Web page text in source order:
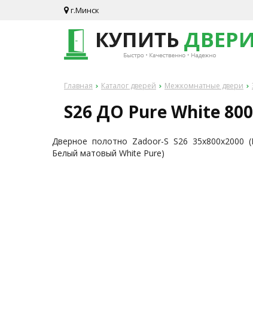
г.Минск
Главная Каталог дверей Межкомнатные двери
S26 ДО Pure White
Дверное полотно Zadoor-S S26 35х800х2000
Белый матовый White Pure)